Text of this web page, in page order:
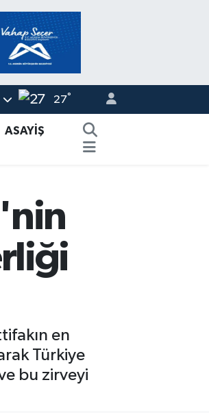
27°
ASAYİŞ
en
Türkiye
bu zirveyi